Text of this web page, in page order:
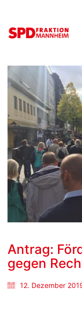
Antrag:
gegen
12. Dezember